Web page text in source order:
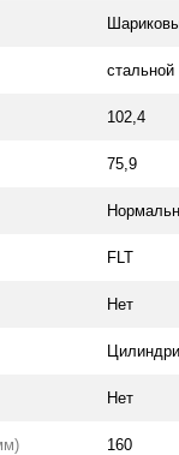
стальной
102,4
75,9
FLT
Нет
Нет
160